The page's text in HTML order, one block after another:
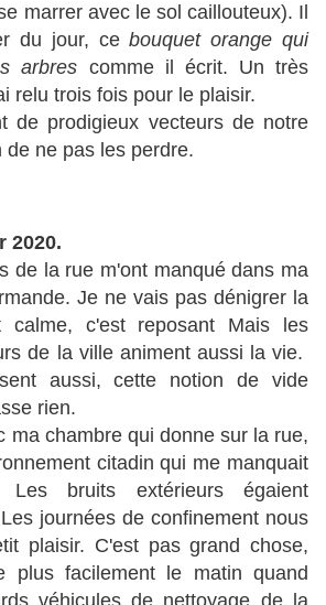
marrer avec le sol caillouteux). Il
du jour, cebouquet orange qui
arbres comme il écrit. Un très
relu trois fois pour le plaisir.
prodigieux vecteurs de notre
de ne pas les perdre.
2020.
de la rue m'ont manqué dans ma
Je ne vais pas dénigrer la
calme, c'est reposant Mais les
de la ville animent aussi la vie.
aussi, cette notion de vide
rien.
ma chambre qui donne sur la rue,
citadin qui me manquait
Les bruits extérieurs égaient
journées de confinement nous
plaisir. C'est pas grand chose,
plus facilement le matin quand